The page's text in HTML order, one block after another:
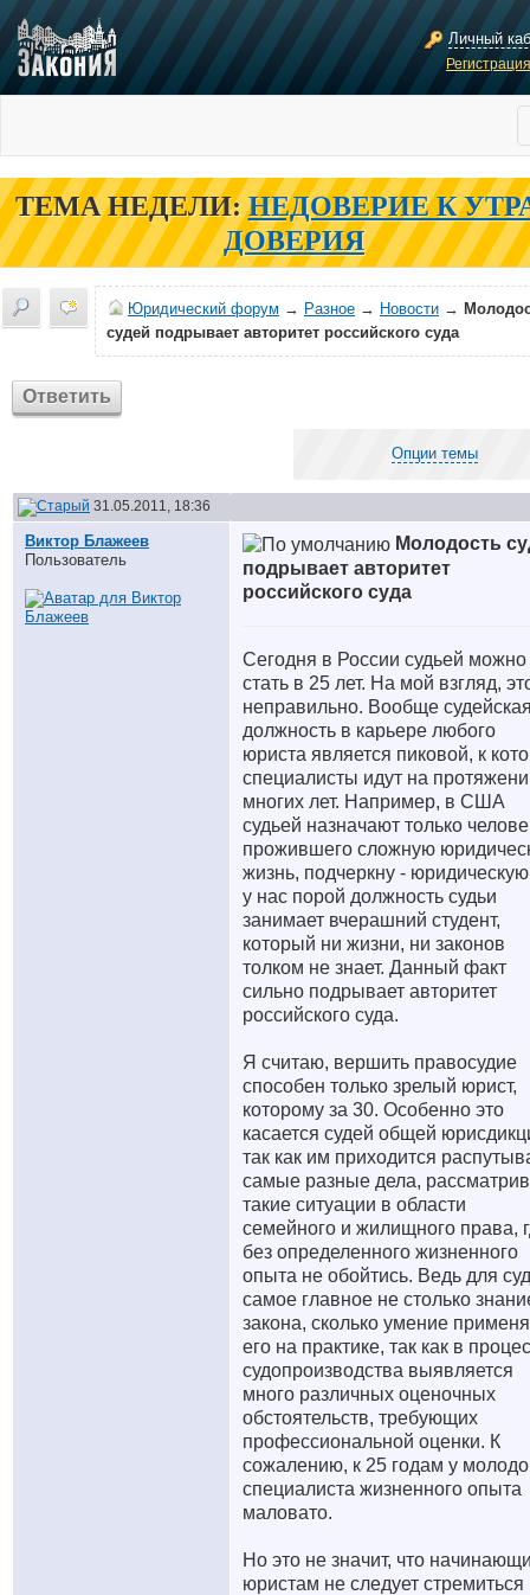
Личный
ТЕМА НЕДЕЛИ: НЕДОВЕРИЕ К
ДОВЕРИЯ
Юридический форум → Разное → Новости →
судей подрывает авторитет российского суда
Ответить
Опции темы
31.05.2011, 18:36
Виктор Блажеев
Пользователь
Молодость
подрывает авторитет
российского суда
Сегодня в России судьей можно
стать в 25 лет. На мой взгляд,
неправильно. Вообще
должность в карьере любого
юриста является пиковой, к
специалисты идут на
многих лет. Например, в США
судьей назначают только
прожившего сложную
жизнь, подчеркну -
у нас порой должность судьи
занимает вчерашний студент,
который ни жизни, ни законов
толком не знает. Данный факт
сильно подрывает авторитет
российского суда.
Я считаю, вершить правосудие
способен только зрелый юрист,
которому за 30. Особенно это
касается судей общей
так как им приходится
самые разные дела,
такие ситуации в области
семейного и жилищного права,
без определенного жизненного
опыта не обойтись. Ведь для
самое главное не столько
закона, сколько умение
его на практике, так как в
судопроизводства выявляется
много различных оценочных
обстоятельств, требующих
профессиональной оценки. К
сожалению, к 25 годам у
специалиста жизненного опыта
маловато.
Но это не значит, что
юристам не следует стремиться